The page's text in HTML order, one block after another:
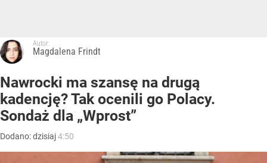
Autor:
Magdalena Frindt
Nawrocki ma szansę na drugą
kadencję? Tak ocenili go Polacy.
Sondaż dla „Wprost”
Dodano:dzisiaj4:50